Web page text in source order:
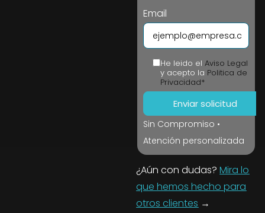
Email
He leido elAviso Legal
y acepto la Politica de
Privacidad*
Sin Compromiso •
Atención personalizada
¿Aún con dudas?Mira lo
que hemos hecho para
otros clientes →